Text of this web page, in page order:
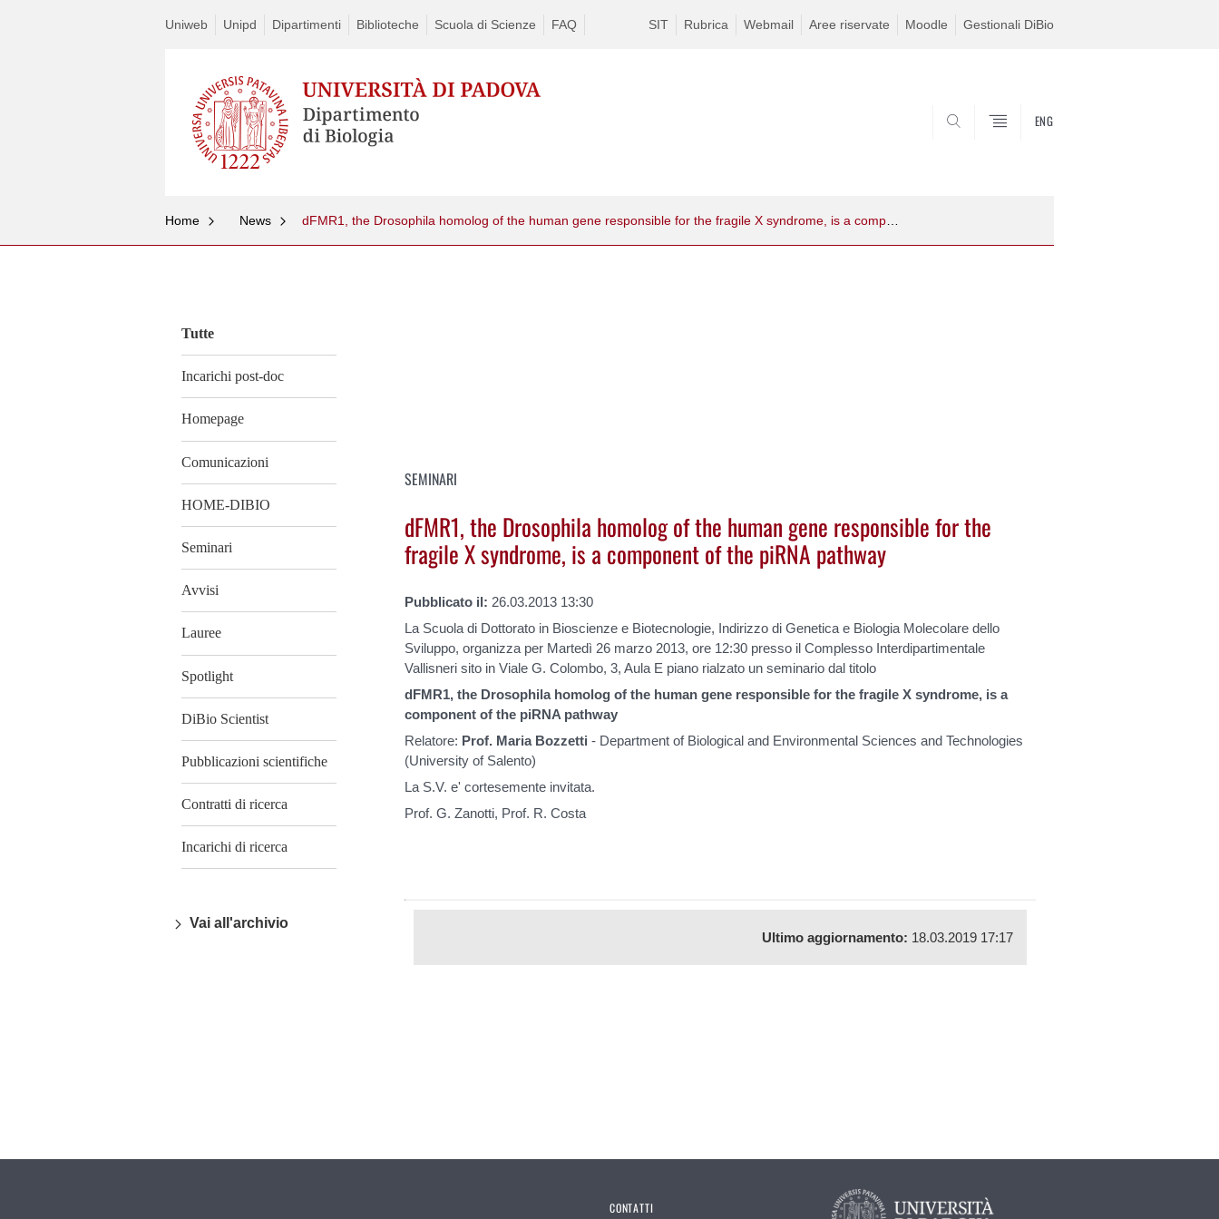
Uniweb Unipd Dipartimenti Biblioteche Scuola di Scienze FAQ SIT Rubrica Webmail Aree riservate Moodle Gestionali DiBio
ENG
Home News
Tutte
Incarichi post-doc
Homepage
Comunicazioni
HOME-DIBIO
Seminari
Avvisi
Lauree
Spotlight
DiBio Scientist
Pubblicazioni scientifiche
Contratti di ricerca
Incarichi di ricerca
Vai all'archivio
SEMINARI
dFMR1, the Drosophila homolog of the human gene responsible for the
fragile X syndrome, is a component of the piRNA pathway
Pubblicato il: 26.03.2013 13:30
La Scuola di Dottorato in Bioscienze e Biotecnologie, Indirizzo di Genetica e Biologia Molecolare dello
Sviluppo, organizza per Martedì 26 marzo 2013, ore 12:30 presso il Complesso Interdipartimentale
Vallisneri sito in Viale G. Colombo, 3, Aula E piano rialzato un seminario dal titolo
dFMR1, the Drosophila homolog of the human gene responsible for the fragile X syndrome, is a
component of the piRNA pathway
Relatore: Prof. Maria Bozzetti - Department of Biological and Environmental Sciences and Technologies
(University of Salento)
La S.V. e' cortesemente invitata.
Prof. G. Zanotti, Prof. R. Costa
Ultimo aggiornamento: 18.03.2019 17:17
CONTATTI